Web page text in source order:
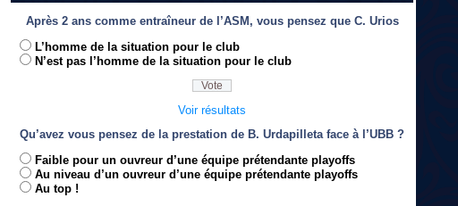
Après 2 ans comme entraîneur de l’ASM, vous pensez que C. Urios
L’homme de la situation pour le club
N’est pas l’homme de la situation pour le club
Voir résultats
Qu’avez vous pensez de la prestation de B. Urdapilleta face à l’UBB ?
Faible pour un ouvreur d’une équipe prétendante playoffs
Au niveau d’un ouvreur d’une équipe prétendante playoffs
Au top !